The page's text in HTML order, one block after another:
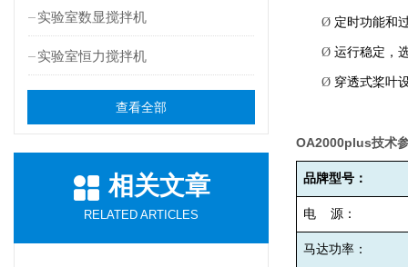
实验室数显搅拌机
实验室恒力搅拌机
查看全部
相关文章
RELATED ARTICLES
Ø 定时功能和
Ø 运行稳定，
Ø 穿透式桨叶
OA2000plus技术
品牌型号：
电 源：
马达功率：